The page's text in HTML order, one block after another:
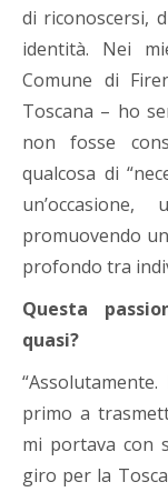
di riconoscersi,
identità. Nei
Comune di
Toscana – ho
non fosse
qualcosa di
promuovendo
profondo tra
Questa
quasi?
primo a
mi portava con
giro per la